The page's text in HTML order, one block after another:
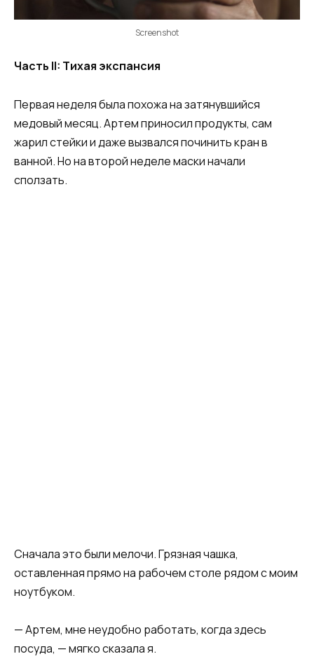
Screenshot
Часть II: Тихая экспансия
Первая неделя была похожа на затянувшийся
медовый месяц. Артем приносил продукты, сам
жарил стейки и даже вызвался починить кран в
ванной. Но на второй неделе маски начали
сползать.
Сначала это были мелочи. Грязная чашка,
оставленная прямо на рабочем столе рядом с моим
ноутбуком.
— Артем, мне неудобно работать, когда здесь
посуда, — мягко сказала я.